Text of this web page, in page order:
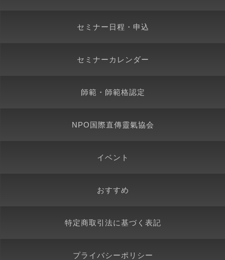
セミナー日程・申込
セミナーカレンダー
師範・師範格認定
NPO国際直傳靈氣協会
イベント
おすすめ
特定商取引法に基づく表記
プライバシーポリシー